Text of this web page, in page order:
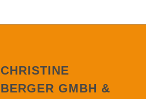
CHRISTINE
BERGER GMBH &